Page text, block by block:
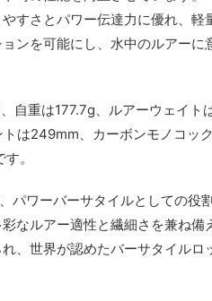
すさとパワー伝達力に優れ、軽
ンを可能にし、水中のルアー
自重は177.7g、ルアーウェイ
は249mm、カーボンモノコッ
。
パワーバーサタイルとしての役
なルアー適性と繊細さを兼ね備
、世界が認めたバーサタイル